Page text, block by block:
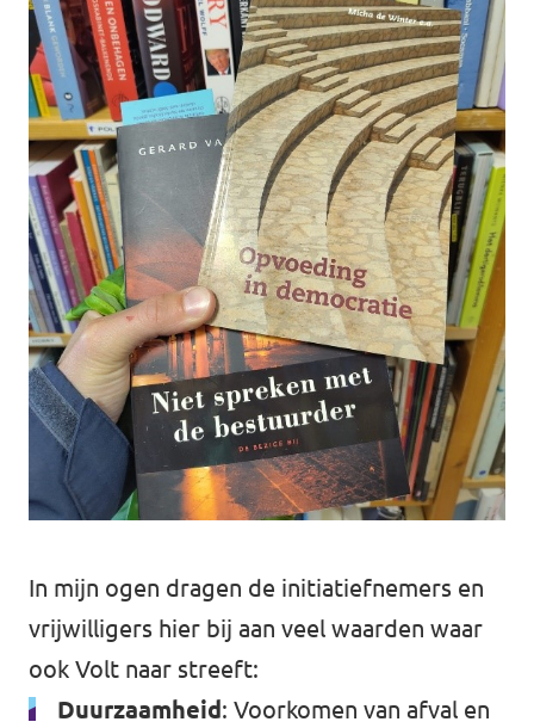
In mijn ogen dragen de initiatiefnemers en
vrijwilligers hier bij aan veel waarden waar
ook Volt naar streeft:
Duurzaamheid: Voorkomen van afval en